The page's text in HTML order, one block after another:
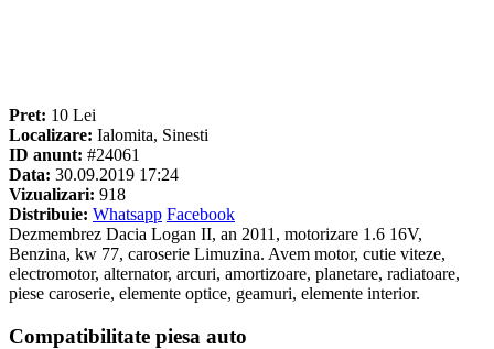
Pret: 10 Lei
Localizare: Ialomita, Sinesti
ID anunt: #24061
Data: 30.09.2019 17:24
Vizualizari: 918
Distribuie: Whatsapp Facebook
Dezmembrez Dacia Logan II, an 2011, motorizare 1.6 16V,
Benzina, kw 77, caroserie Limuzina. Avem motor, cutie viteze,
electromotor, alternator, arcuri, amortizoare, planetare, radiatoare,
piese caroserie, elemente optice, geamuri, elemente interior.
Compatibilitate piesa auto